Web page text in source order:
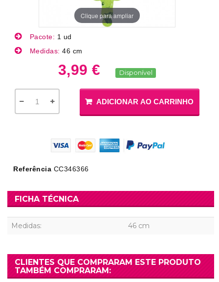
Clique para ampliar
Pacote: 1 ud
Medidas: 46 cm
3,99 € Disponível
ADICIONAR AO CARRINHO
Referência CC346366
FICHA TÉCNICA
Medidas: 46 cm
CLIENTES QUE COMPRARAM ESTE PRODUTO
TAMBÉM COMPRARAM: